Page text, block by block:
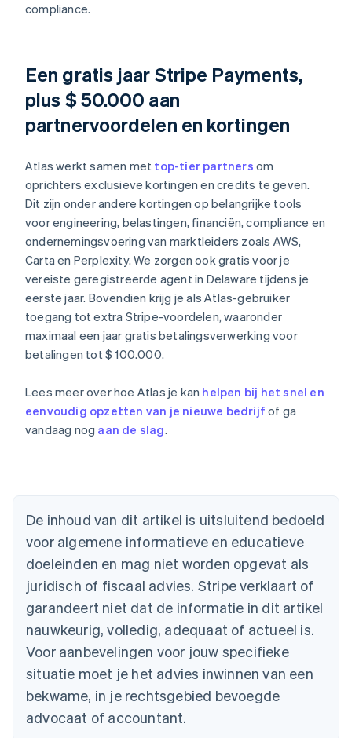
compliance.
Een gratis jaar Stripe Payments,
plus $ 50.000 aan
partnervoordelen en kortingen
Atlas werkt samen met top-tier partners om
oprichters exclusieve kortingen en credits te geven.
Dit zijn onder andere kortingen op belangrijke tools
voor engineering, belastingen, financiën, compliance en
ondernemingsvoering van marktleiders zoals AWS,
Carta en Perplexity. We zorgen ook gratis voor je
vereiste geregistreerde agent in Delaware tijdens je
eerste jaar. Bovendien krijg je als Atlas-gebruiker
toegang tot extra Stripe-voordelen, waaronder
maximaal een jaar gratis betalingsverwerking voor
betalingen tot $ 100.000.
Lees meer over hoe Atlas je kan helpen bij het snel en
eenvoudig opzetten van je nieuwe bedrijf of ga
vandaag nog aan de slag.
De inhoud van dit artikel is uitsluitend bedoeld
voor algemene informatieve en educatieve
doeleinden en mag niet worden opgevat als
juridisch of fiscaal advies. Stripe verklaart of
garandeert niet dat de informatie in dit artikel
nauwkeurig, volledig, adequaat of actueel is.
Voor aanbevelingen voor jouw specifieke
situatie moet je het advies inwinnen van een
bekwame, in je rechtsgebied bevoegde
advocaat of accountant.
English
Nederlands Français DeutschEnglish
Brazilië
Português
Bulgarije
English
Canada
Cyprus
English
Denemarken
English
Duitsland
DeutschEnglish